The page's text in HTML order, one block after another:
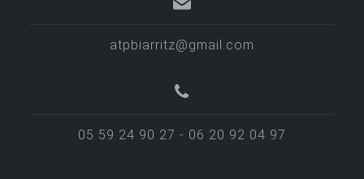
atpbiarritz@gmail.com
05 59 24 90 27 - 06 20 92 04 97